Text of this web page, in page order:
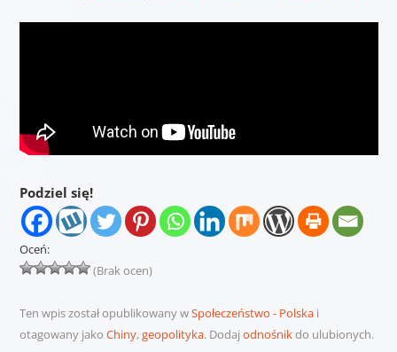
Podziel się!
Oceń:
(Brak ocen)
Ten wpis został opublikowany wSpołeczeństwo - Polskai
otagowany jako Chiny,geopolityka. Dodaj odnośnikdo ulubionych.